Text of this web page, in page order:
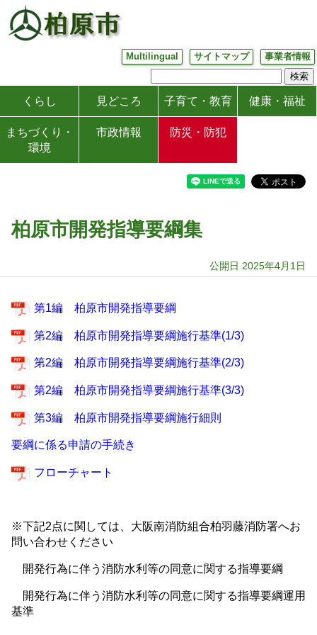
Multilingual サイトマップ 事業者情報
くらし 見どころ 子育て・教育 健康・福祉
まちづくり・
環境
市政情報 防災・防犯
柏原市開発指導要綱集
公開日 2025年4月1日
第1編 柏原市開発指導要綱
第2編 柏原市開発指導要綱施行基準(1/3)
第2編 柏原市開発指導要綱施行基準(2/3)
第2編 柏原市開発指導要綱施行基準(3/3)
第3編 柏原市開発指導要綱施行細則
要綱に係る申請の手続き
フローチャート
※下記2点に関しては、大阪南消防組合柏羽藤消防署へお
問い合わせください
開発行為に伴う消防水利等の同意に関する指導要綱
開発行為に伴う消防水利等の同意に関する指導要綱運用
基準